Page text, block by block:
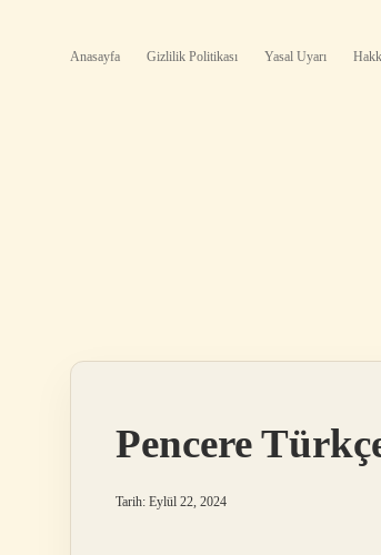
Anasayfa Gizlilik Politikası Yasal Uyarı
Pencere
Tarih: Eylül 22, 2024